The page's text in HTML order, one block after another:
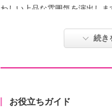
わしい上品な雰囲気を演出しま
●普段と同じサイズをおすすめ
・裾スリット：なし
続き
お役立ちガイド